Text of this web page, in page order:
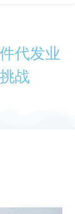
代发业
战